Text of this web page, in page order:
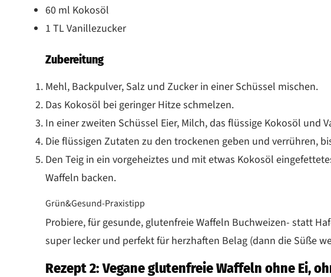
60 ml Kokosöl
1 TL Vanillezucker
Zubereitung
Mehl, Backpulver, Salz und Zucker in einer Schüssel mischen.
Das Kokosöl bei geringer Hitze schmelzen.
In einer zweiten Schüssel Eier, Milch, das flüssige Kokosöl und
Die flüssigen Zutaten zu den trockenen geben und verrühren,
Den Teig in ein vorgeheiztes und mit etwas Kokosöl
Waffeln backen.
Grün&Gesund-Praxistipp
Probiere, für gesunde, glutenfreie Waffeln Buchweizen- statt
super lecker und perfekt für herzhaften Belag (dann die Süße
Rezept 2: Vegane glutenfreie Waffeln ohne Ei,